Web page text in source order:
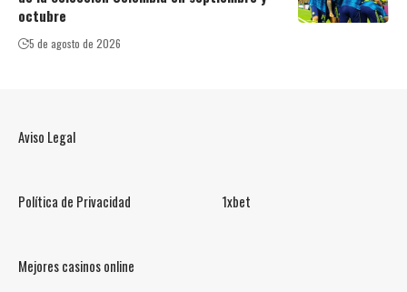
octubre
5 de agosto de 2026
Aviso Legal
Política de Privacidad 1xbet
Mejores casinos online